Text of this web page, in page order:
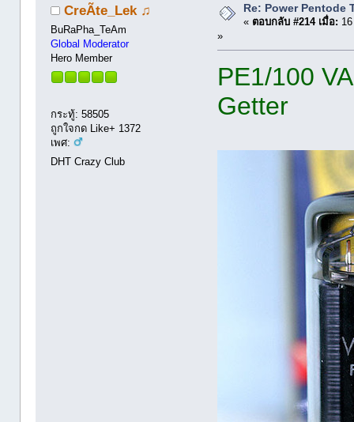
CreÃte_Lek ♫
BuRaPha_TeAm
Global Moderator
Hero Member
กระทู้: 58505
ถูกใจกด Like+ 1372
เพศ:
DHT Crazy Club
Re: Power Pentode
« ตอบกลับ #214 เมื่อ:
»
PE1/100
Getter